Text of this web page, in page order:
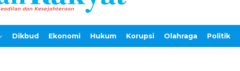
Dikbud Ekonomi Hukum Korupsi Olahraga Politik